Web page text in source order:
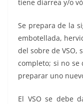
tiene diarrea y/o
Se prepara de la
embotellada,
del sobre de VSO,
completo; si no se
preparar uno
El VSO se debe